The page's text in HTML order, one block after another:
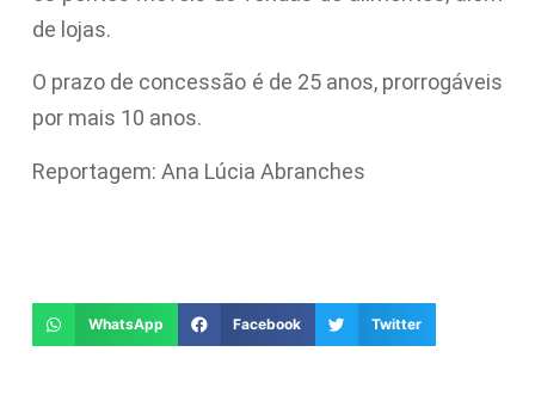
de lojas.
O prazo de concessão é de 25 anos, prorrogáveis
por mais 10 anos.
Reportagem: Ana Lúcia Abranches
WhatsApp Facebook Twitter